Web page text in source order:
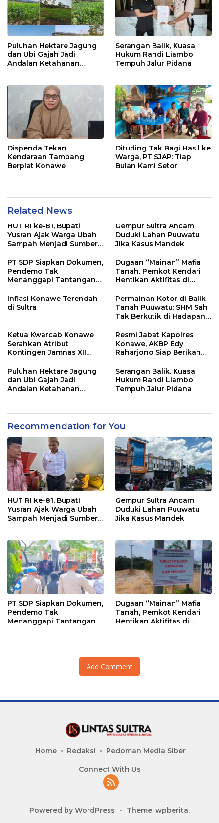
Puluhan Hektare Jagung
dan Ubi Gajah Jadi
Andalan Ketahanan
Serangan Balik, Kuasa
Hukum Randi Liambo
Tempuh Jalur Pidana
Dispenda Tekan
Kendaraan Tambang
Berplat Konawe
Dituding Tak Bagi Hasil ke
Warga, PT SJAP: Tiap
Bulan Kami Setor
Related News
HUT RI ke-81, Bupati
Yusran Ajak Warga Ubah
Sampah Menjadi Sumber
Gempur Sultra Ancam
Duduki Lahan Puuwatu
Jika Kasus Mandek
PT SDP Siapkan Dokumen,
Pendemo Tak
Menanggapi Tantangan
Dugaan “Mainan” Mafia
Tanah, Pemkot Kendari
Hentikan Aktifitas di
Inflasi Konawe Terendah
di Sultra
Permainan Kotor di Balik
Tanah Puuwatu: SHM Sah
Tak Berkutik di Hadapan
Ketua Kwarcab Konawe
Serahkan Atribut
Kontingen Jamnas XII
Resmi Jabat Kapolres
Konawe, AKBP Edy
Raharjono Siap Berikan
Puluhan Hektare Jagung
dan Ubi Gajah Jadi
Andalan Ketahanan
Serangan Balik, Kuasa
Hukum Randi Liambo
Tempuh Jalur Pidana
Recommendation for You
HUT RI ke-81, Bupati
Yusran Ajak Warga Ubah
Sampah Menjadi Sumber
Gempur Sultra Ancam
Duduki Lahan Puuwatu
Jika Kasus Mandek
PT SDP Siapkan Dokumen,
Pendemo Tak
Menanggapi Tantangan
Dugaan “Mainan” Mafia
Tanah, Pemkot Kendari
Hentikan Aktifitas di
Add Comment
Home Redaksi Pedoman Media Siber
Connect With Us
Powered by WordPress - Theme: wpberita.